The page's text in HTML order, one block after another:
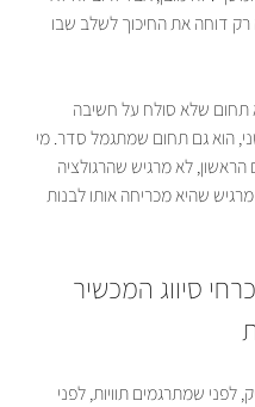
דוחה את החיכוך לשלב שבו
תחום שלא סולח על חשיבה
הוא גם תחום שמתגמל סדר. מי
הראשון, לא מרגיש שהרגולציה
שהיא מכריחה אותו לבנות
סיווג המכשיר
לפני שמתרגמים תוויות, לפני